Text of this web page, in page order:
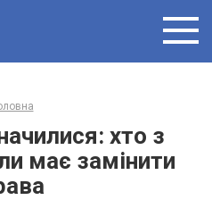
хто з
має замінити